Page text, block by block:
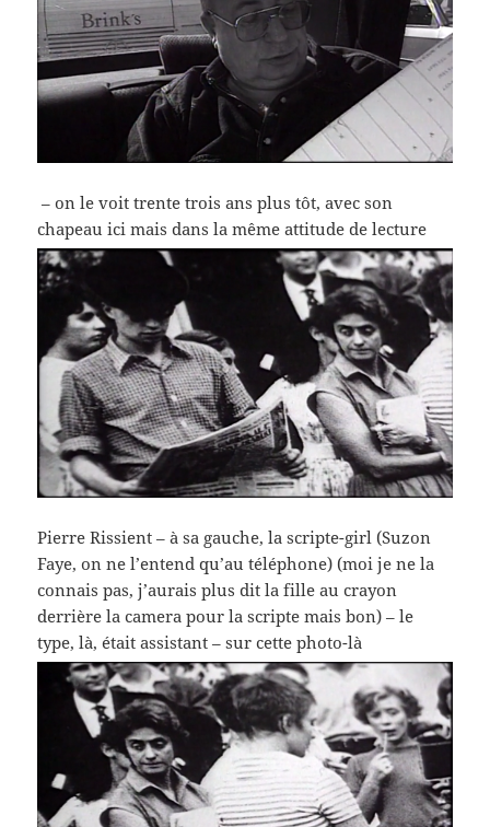
– on le voit trente trois ans plus tôt, avec son
chapeau ici mais dans la même attitude de lecture
Pierre Rissient – à sa gauche, la scripte-girl (Suzon
Faye, on ne l’entend qu’au téléphone) (moi je ne la
connais pas, j’aurais plus dit la fille au crayon
derrière la camera pour la scripte mais bon) – le
type, là, était assistant – sur cette photo-là